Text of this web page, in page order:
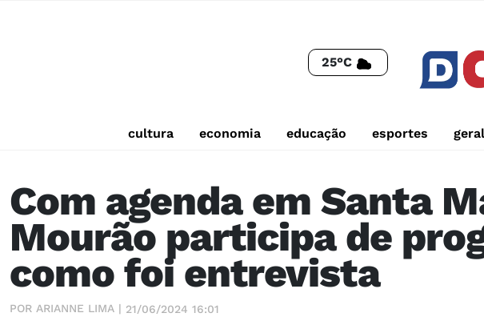
25°C
cultura economia educação esportes geral
Com agenda em Santa
Mourão participa de
como foi entrevista
POR ARIANNE LIMA | 21/06/2024 16:01